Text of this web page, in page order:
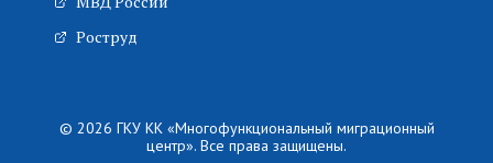
Роструд
© 2026 ГКУ КК «Многофункциональный миграционный
центр». Все права защищены.